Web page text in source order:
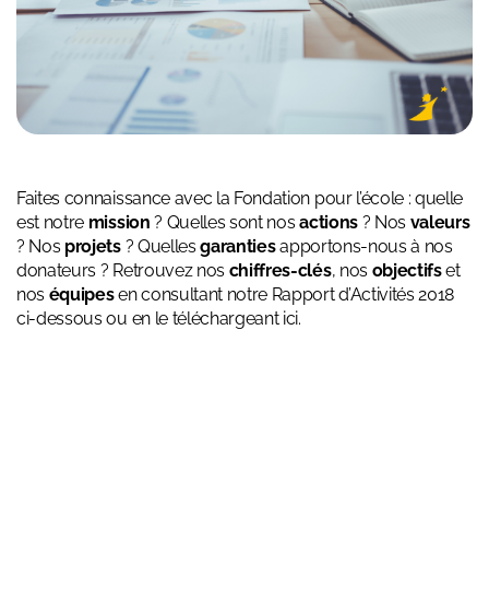
Faites connaissance avec la Fondation pour l’école : quelle
est notre mission ? Quelles sont nosactions? Nos valeurs
? Nos projets? Quellesgarantiesapportons-nous à nos
donateurs ? Retrouvez nos chiffres-clés, nos objectifset
nos équipesen consultant notre Rapport d’Activités 2018
ci-dessous ou en le téléchargeant ici.